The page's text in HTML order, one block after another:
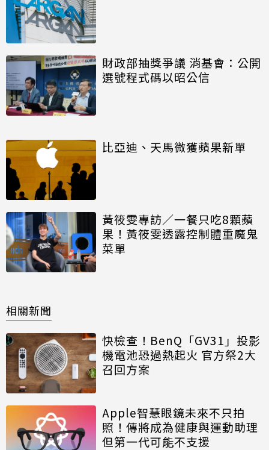
財政部抽獎爭議 消基會：公開
選號程式碼以昭公信
比亞迪、天馬微獲蘋果新單
黃筱雯專訪／一餐只吃8顆蘋
果！黃筱雯透露控制體重魔鬼
菜單
相關新聞
快檢查！BenQ「GV31」投影
機電池恐過熱起火 官方祭2大
召回方案
Apple智慧眼鏡未來不只拍
照！傳將成為健康與運動助理
但第一代可能不支援